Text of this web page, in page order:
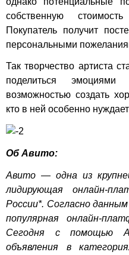
собственную
Покупатель получит
персональными
Так творчество артиста
поделиться
возможностью создать
кто в ней особенно
Об Авито:
Авито — одна из
лидирующая онлайн-
России*. Согласно данным
популярная онлайн-
Сегодня с помощью
объявления в